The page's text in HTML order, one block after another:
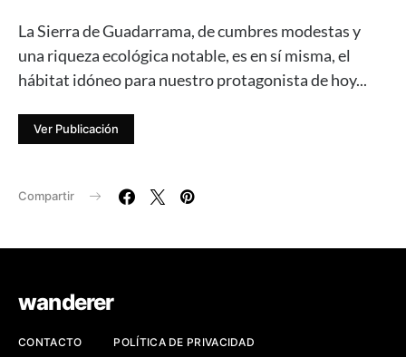
La Sierra de Guadarrama, de cumbres modestas y
una riqueza ecológica notable, es en sí misma, el
hábitat idóneo para nuestro protagonista de hoy...
Ver Publicación
Compartir
wanderer
CONTACTO POLÍTICA DE PRIVACIDAD